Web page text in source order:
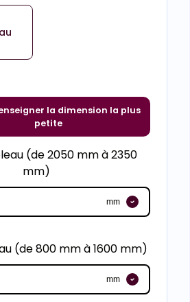
la dimension la plus
petite
(de 2050 mm à 2350
mm)
mm
(de 800 mm à 1600 mm)
mm